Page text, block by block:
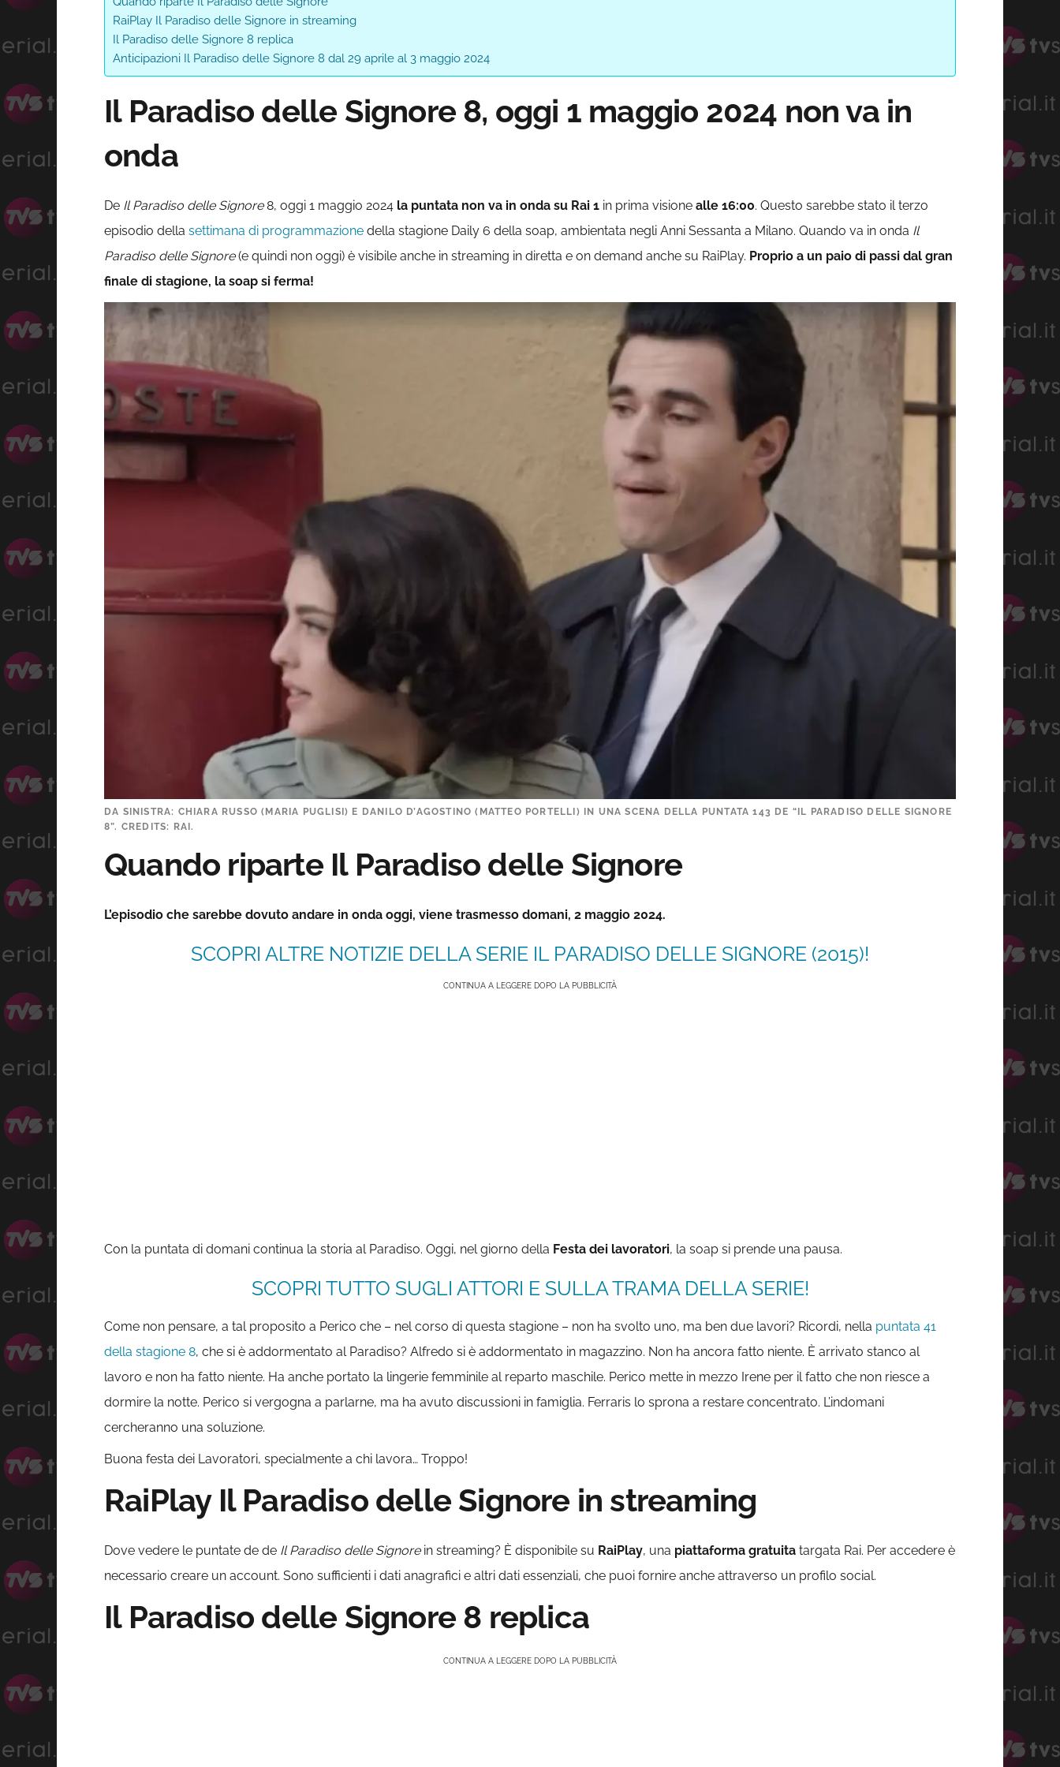
RaiPlay Il Paradiso delle Signore in streaming
Il Paradiso delle Signore 8 replica
Anticipazioni Il Paradiso delle Signore 8 dal 29 aprile al 3 maggio 2024
Il Paradiso delle Signore 8, oggi 1 maggio 2024 non va in
onda
De Il Paradiso delle Signore8, oggi 1 maggio 2024 la puntata non va in onda su Rai 1 in prima visione alle 16:00. Questo sarebbe stato il terzo
episodio della settimana di programmazione della stagione Daily 6 della soap, ambientata negli Anni Sessanta a Milano. Quando va in onda Il
Paradiso delle Signore(e quindi non oggi) è visibile anche in streaming in diretta e on demand anche su RaiPlay. Proprio a un paio di passi dal gran
finale di stagione, la soap si ferma!
DA SINISTRA: CHIARA RUSSO (MARIA PUGLISI) E DANILO D’AGOSTINO (MATTEO PORTELLI) IN UNA SCENA DELLA PUNTATA 143 DE “IL PARADISO DELLE SIGNORE
8”. CREDITS: RAI.
Quando riparte Il Paradiso delle Signore
L’episodio che sarebbe dovuto andare in onda oggi, viene trasmesso domani, 2 maggio 2024.
SCOPRI ALTRE NOTIZIE DELLA SERIE IL PARADISO DELLE SIGNORE (2015)!
CONTINUA A LEGGERE DOPO LA PUBBLICITÀ
Con la puntata di domani continua la storia al Paradiso. Oggi, nel giorno della Festa dei lavoratori, la soap si prende una pausa.
SCOPRI TUTTO SUGLI ATTORI E SULLA TRAMA DELLA SERIE!
Come non pensare, a tal proposito a Perico che – nel corso di questa stagione – non ha svolto uno, ma ben due lavori? Ricordi, nella puntata 41
della stagione 8, che si è addormentato al Paradiso? Alfredo si è addormentato in magazzino. Non ha ancora fatto niente. È arrivato stanco al
lavoro e non ha fatto niente. Ha anche portato la lingerie femminile al reparto maschile. Perico mette in mezzo Irene per il fatto che non riesce a
dormire la notte. Perico si vergogna a parlarne, ma ha avuto discussioni in famiglia. Ferraris lo sprona a restare concentrato. L’indomani
cercheranno una soluzione.
Buona festa dei Lavoratori, specialmente a chi lavora… Troppo!
RaiPlay Il Paradiso delle Signore in streaming
Dove vedere le puntate de de Il Paradiso delle Signorein streaming? È disponibile su RaiPlay, una piattaforma gratuita targata Rai. Per accedere è
necessario creare un account. Sono sufficienti i dati anagrafici e altri dati essenziali, che puoi fornire anche attraverso un profilo social.
Il Paradiso delle Signore 8 replica
CONTINUA A LEGGERE DOPO LA PUBBLICITÀ